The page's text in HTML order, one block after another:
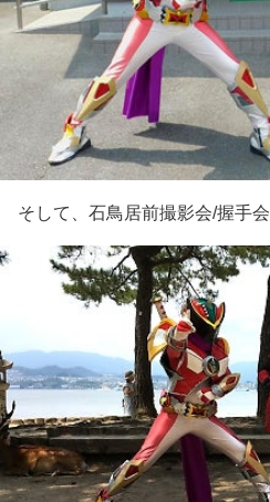
そして、石鳥居前撮影会/握手会